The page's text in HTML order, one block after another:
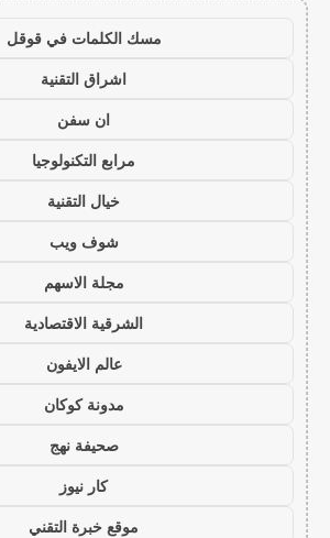
مسك الكلمات في قوقل
اشراق التقنية
ان سفن
مرابع التكنولوجيا
خيال التقنية
شوف ويب
مجلة الاسهم
الشرقية الاقتصادية
عالم الايفون
مدونة كوكان
صحيفة نهج
كار نيوز
موقع خبرة التقني